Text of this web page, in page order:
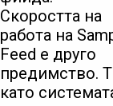
Скоростта на
работа на
Feed е друго
предимство.
като